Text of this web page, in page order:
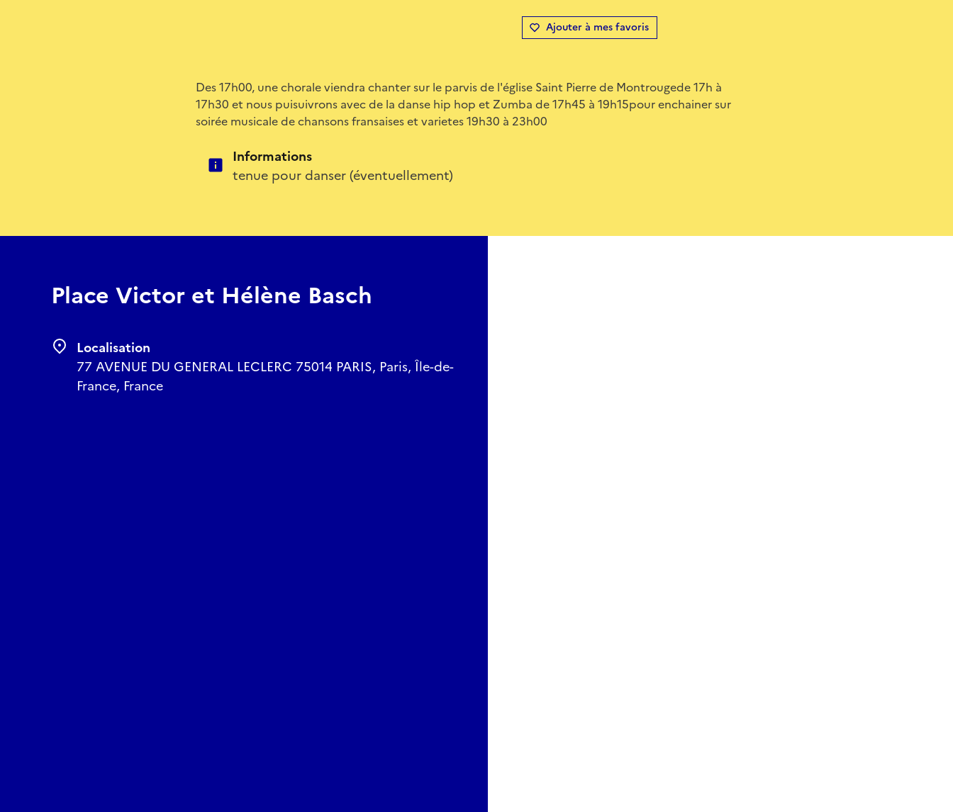
Ajouter à mes favoris
Des 17h00, une chorale viendra chanter sur le parvis de l'église Saint Pierre de Montrougede 17h à
17h30 et nous puisuivrons avec de la danse hip hop et Zumba de 17h45 à 19h15pour enchainer sur
soirée musicale de chansons fransaises et varietes 19h30 à 23h00
Informations
tenue pour danser (éventuellement)
Place Victor et Hélène Basch
Localisation
77 AVENUE DU GENERAL LECLERC 75014 PARIS, Paris, Île-de-
France, France